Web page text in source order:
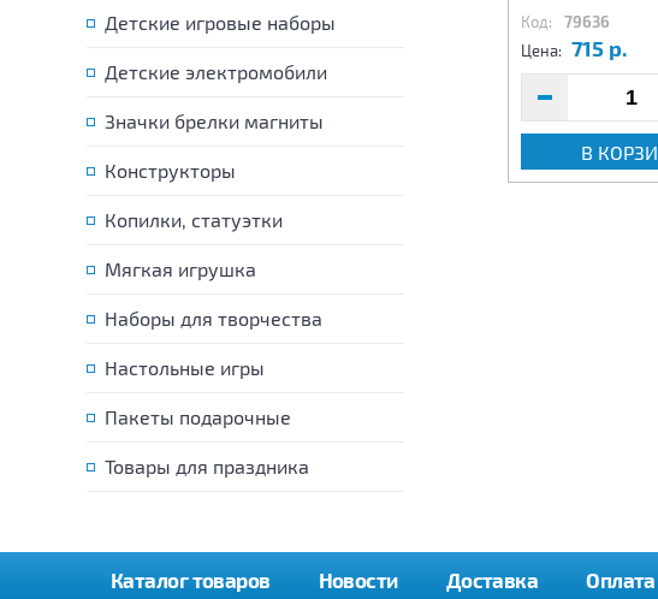
Детские игровые наборы
Детские электромобили
Значки брелки магниты
Конструкторы
Копилки, статуэтки
Мягкая игрушка
Наборы для творчества
Настольные игры
Пакеты подарочные
Товары для праздника
79780 Код: 79781 Код: 79636
Цена: 715 р.
В
Каталог товаров Новости Доставка Оплата